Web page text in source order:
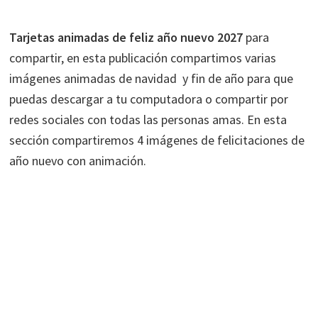
Tarjetas animadas de feliz año nuevo 2027 para
compartir, en esta publicación compartimos varias
imágenes animadas de navidad y fin de año para que
puedas descargar a tu computadora o compartir por
redes sociales con todas las personas amas. En esta
sección compartiremos 4 imágenes de felicitaciones de
año nuevo con animación.